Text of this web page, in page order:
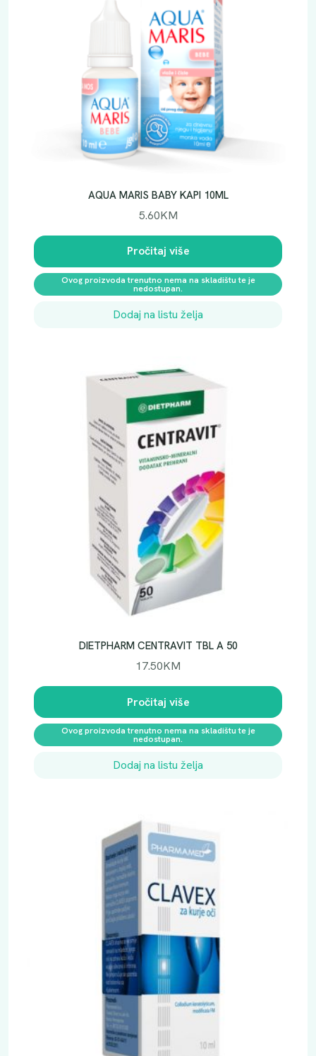
AQUA MARIS BABY KAPI 10ML
5.60KM
Pročitaj više
Ovog proizvoda trenutno nema na skladištu te je
nedostupan.
Dodaj na listu želja
DIETPHARM CENTRAVIT TBL A 50
17.50KM
Pročitaj više
Ovog proizvoda trenutno nema na skladištu te je
nedostupan.
Dodaj na listu želja